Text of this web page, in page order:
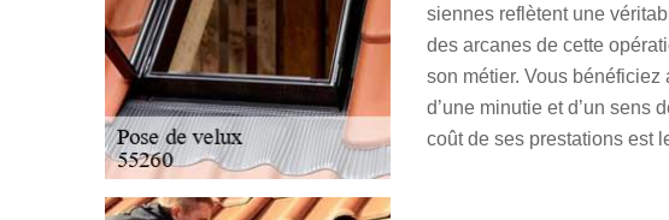
siennes reflètent une
des arcanes de cette
son métier. Vous bénéficiez
d’une minutie et d’un sens
coût de ses prestations est